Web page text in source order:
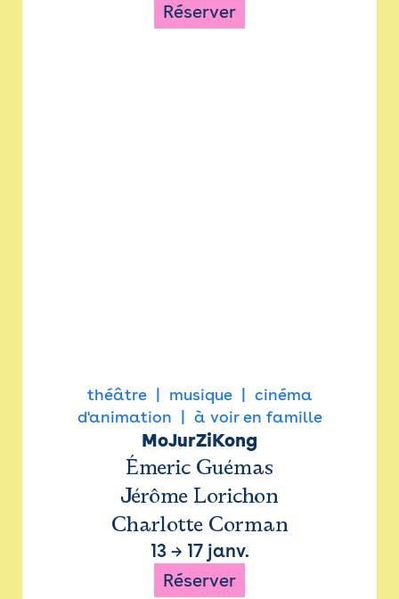
Réserver
théâtre musique
cinéma
d'animation
à voir en famille
MoJurZiKong
Émeric Guémas
Jérôme Lorichon
Charlotte Corman
13→ 17 janv.
Réserver